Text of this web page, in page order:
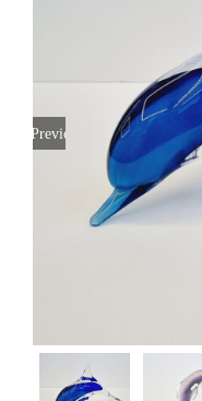
Previous